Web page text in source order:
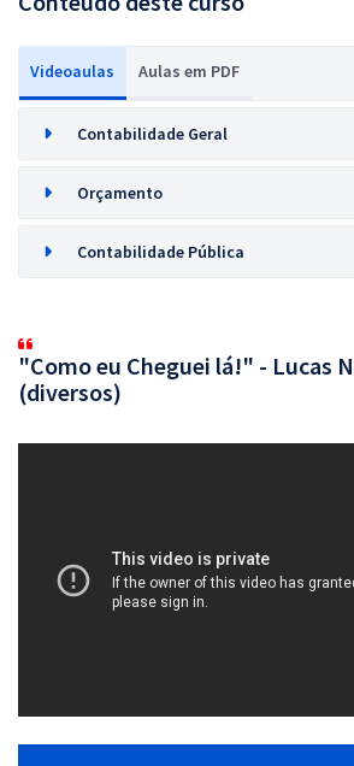
Videoaulas Aulas em PDF
Contabilidade Geral
Orçamento
Contabilidade Pública
"Como eu Cheguei lá!" - Lucas
(diversos)